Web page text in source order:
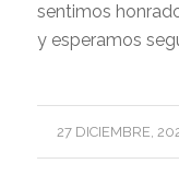
sentimos
y esperamos
27 DICIEMBRE,
/